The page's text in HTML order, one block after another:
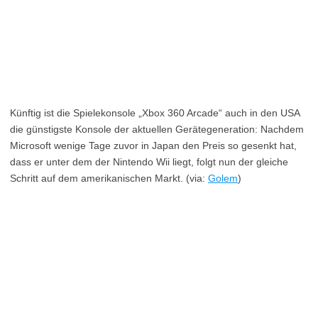
Künftig ist die Spielekonsole „Xbox 360 Arcade“ auch in den USA
die günstigste Konsole der aktuellen Gerätegeneration: Nachdem
Microsoft wenige Tage zuvor in Japan den Preis so gesenkt hat,
dass er unter dem der Nintendo Wii liegt, folgt nun der gleiche
Schritt auf dem amerikanischen Markt. (via: Golem)